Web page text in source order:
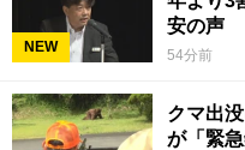
NEW
安の声
54分前
クマ出
が「緊